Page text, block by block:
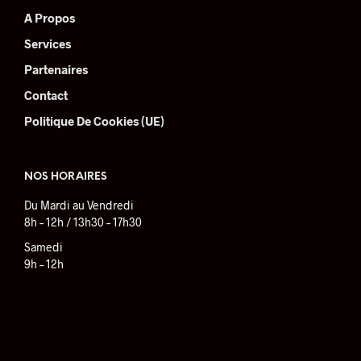
A Propos
Services
Partenaires
Contact
Politique De Cookies (UE)
NOS HORAIRES
Du Mardi au Vendredi
8h – 12h / 13h30 – 17h30
Samedi
9h – 12h